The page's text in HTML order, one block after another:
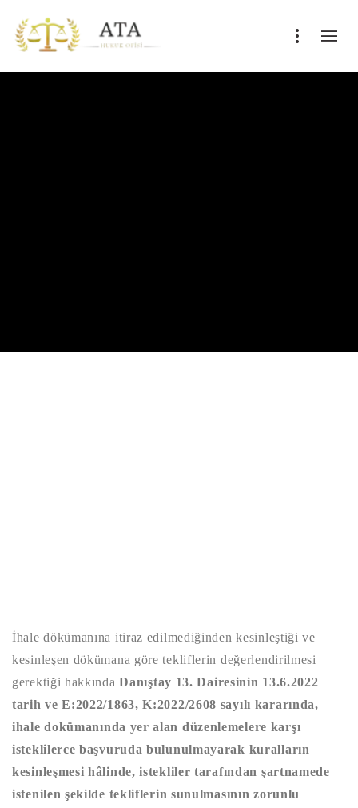
İhale dökümanına itiraz edilmediğinden kesinleştiği ve
kesinleşen dökümana göre tekliflerin değerlendirilmesi
gerektiği hakkındaDanıştay 13. Dairesinin 13.6.2022
tarih ve E:2022/1863, K:2022/2608 sayılı kararında,
ihale dokümanında yer alan düzenlemelere karşı
isteklilerce başvuruda bulunulmayarak kuralların
kesinleşmesi hâlinde, istekliler tarafından şartnamede
istenilen şekilde tekliflerin sunulmasının zorunlu